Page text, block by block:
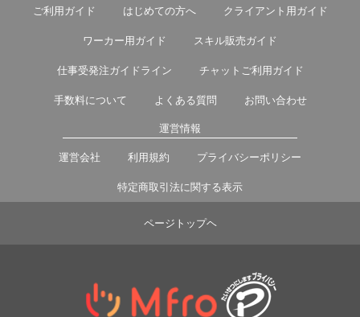
ご利用ガイド はじめての方へ クライアント用ガイド
ワーカー用ガイド スキル販売ガイド
仕事受発注ガイドライン チャットご利用ガイド
手数料について よくある質問 お問い合わせ
運営情報
運営会社 利用規約 プライバシーポリシー
特定商取引法に関する表示
ページトップヘ